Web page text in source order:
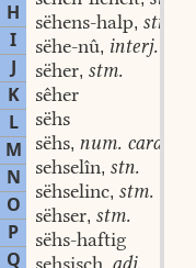
H
I
J
K
L
M
N
O
P
Q
sëhens-halp, stn.
sëhe-nû, interj.
sëher, stm.
sêher
sëhs
sëhs, num. card.
sehselîn, stn.
sëhselinc, stm.
sëhser, stm.
sëhs-haftig
,